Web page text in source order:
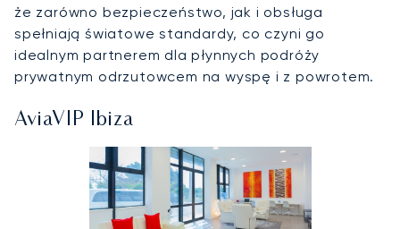
że zarówno bezpieczeństwo, jak i obsługa
spełniają światowe standardy, co czyni go
idealnym partnerem dla płynnych podróży
prywatnym odrzutowcem na wyspę i z powrotem.
AviaVIP Ibiza